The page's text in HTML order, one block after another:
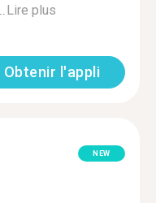
Lire plus
Obtenir l'appli
NEW